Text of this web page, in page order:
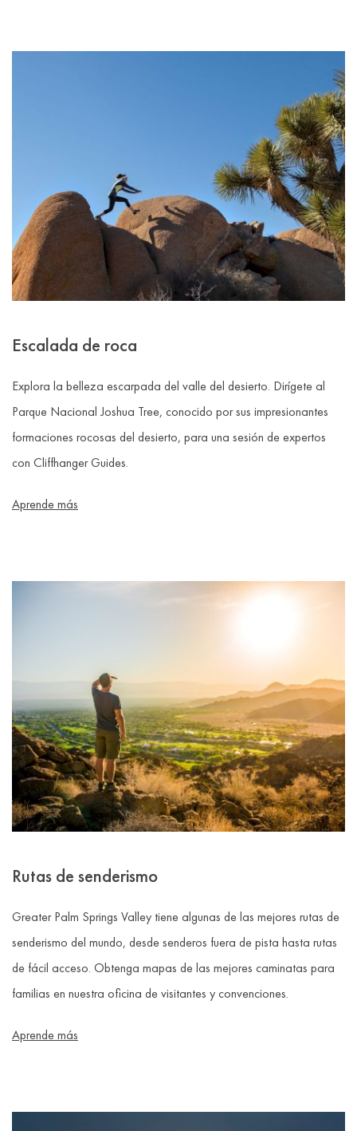
Escalada de roca
Explora la belleza escarpada del valle del desierto. Dirígete al
Parque Nacional Joshua Tree, conocido por sus impresionantes
formaciones rocosas del desierto, para una sesión de expertos
con Cliffhanger Guides.
Aprende más
Rutas de senderismo
Greater Palm Springs Valley tiene algunas de las mejores rutas de
senderismo del mundo, desde senderos fuera de pista hasta rutas
de fácil acceso. Obtenga mapas de las mejores caminatas para
familias en nuestra oficina de visitantes y convenciones.
Aprende más